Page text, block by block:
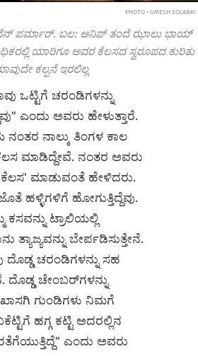
PHOTO • UMESH SOLANKI
ಪರ್ಮಾರ್. ಬಲ: ಅನಿಪ್ ತಂದೆ ಝಾಲು ಭಾಯ್
ಯಾರಿಗೂ ಅವರ ಕೆಲಸದ ಸ್ವರೂಪದ ಕುರಿತು
ಕಲ್ಪನೆ ಇರಲಿಲ್ಲ
ಒಟ್ಟಿಗೆ ಚರಂಡಿಗಳನ್ನು
ಎಂದು ಅವರು ಹೇಳುತ್ತಾರೆ.
ನಾಲ್ಕು ತಿಂಗಳ ಕಾಲ
ಮಾಡಿದ್ದೇವೆ. ನಂತರ ಅವರು
ಕೆಲಸ' ಮಾಡುವಂತೆ ಹೇಳಿದರು.
ಜೊತೆ ಹಳ್ಳಿಗಳಿಗೆ ಹೋಗುತ್ತಿದ್ದೆವು.
ಕಸವನ್ನು ಟ್ರಾಲಿಯಲ್ಲಿ
ತ್ಯಾಜ್ಯವನ್ನು ಬೇರ್ಪಡಿಸುತ್ತೇನೆ.
ದೊಡ್ಡ ಚರಂಡಿಗಳನ್ನು ಸಹ
ದೊಡ್ಡ ಚೇಂಬರ್‌ಗಳನ್ನು
ಗುಂಡಿಗಳು ನಿಮಗೆ
ಹಗ್ಗ ಕಟ್ಟಿ ಅದರಲ್ಲಿನ
ಎಂದು ಅವರು